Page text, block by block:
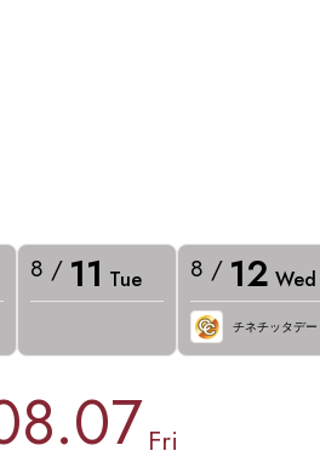
8 / 11 Tue 8 / 12 Wed
チネチッタデー
Fri